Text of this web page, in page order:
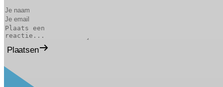
Plaatsen